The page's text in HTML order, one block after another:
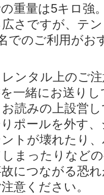
重量は5キロ強
さですが、テ
でのご利用がお
レンタル上のご
を一緒にお送り
読みの上設営
りポールを外す
トが壊れたり
まったりなど
につながる恐
意ください。